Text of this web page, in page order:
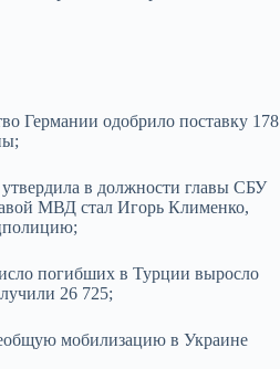
Германии одобрило поставку 178
в должности главы СБУ
МВД стал Игорь Клименко,
погибших в Турции выросло
26 725;
мобилизацию в Украине